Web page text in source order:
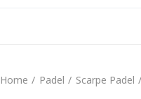
Home Padel Scarpe Padel